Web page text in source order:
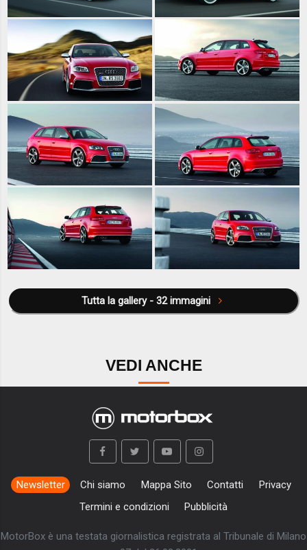
Tutta la gallery - 32 immagini
VEDI ANCHE
Newsletter Chi siamo Mappa Sito Contatti
Privacy
Termini e condizioni
Pubblicità
MotorBox è una testata giornalistica registrata al Tribunale di Milano